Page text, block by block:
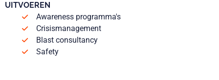
UITVOEREN
Awareness programma's
Crisismanagement
Blast consultancy
Safety